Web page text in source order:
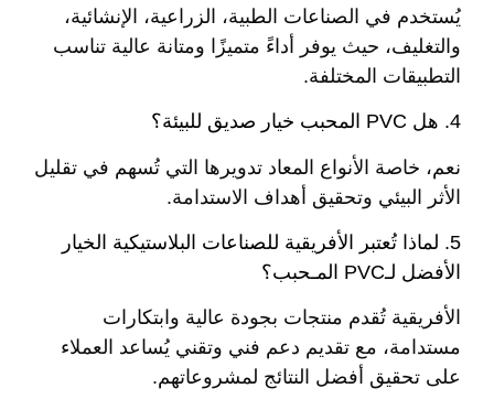
يُستخدم في الصناعات الطبية، الزراعية، الإنشائية،
والتغليف، حيث يوفر أداءً متميزًا ومتانة عالية تناسب
التطبيقات المختلفة.
4. هل PVC المحبب خيار صديق للبيئة؟
نعم، خاصة الأنواع المعاد تدويرها التي تُسهم في تقليل
الأثر البيئي وتحقيق أهداف الاستدامة.
5. لماذا تُعتبر الأفريقية للصناعات البلاستيكية الخيار
الأفضل لـPVC المـحبب؟
الأفريقية تُقدم منتجات بجودة عالية وابتكارات
مستدامة، مع تقديم دعم فني وتقني يُساعد العملاء
على تحقيق أفضل النتائج لمشروعاتهم.